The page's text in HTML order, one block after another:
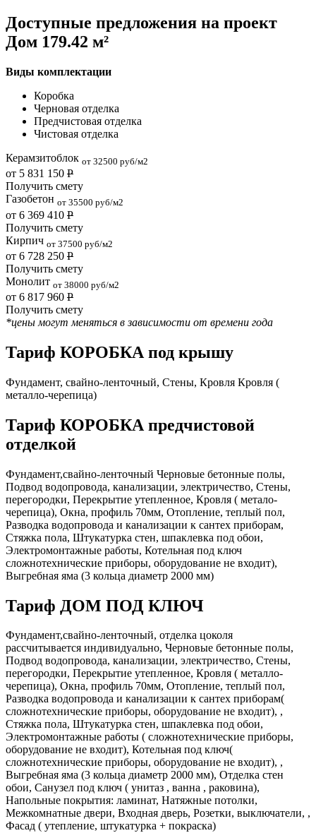
Доступные предложения на проект
Дом 179.42 м²
Виды комплектации
Коробка
Черновая отделка
Предчистовая отделка
Чистовая отделка
Керамзитоблок от 32500 руб/м2
от 5 831 150 Р
Получить смету
Газобетон от 35500 руб/м2
от 6 369 410 Р
Получить смету
Кирпич от 37500 руб/м2
от 6 728 250 Р
Получить смету
Монолит от 38000 руб/м2
от 6 817 960 Р
Получить смету
*цены могут меняться в зависимости от времени года
Тариф КОРОБКА под крышу
Фундамент, свайно-ленточный, Стены, Кровля Кровля (
металло-черепица)
Тариф КОРОБКА предчистовой
отделкой
Фундамент,свайно-ленточный Черновые бетонные полы,
Подвод водопровода, канализации, электричество, Стены,
перегородки, Перекрытие утепленное, Кровля ( метало-
черепица), Окна, профиль 70мм, Отопление, теплый пол,
Разводка водопровода и канализации к сантех приборам,
Стяжка пола, Штукатурка стен, шпаклевка под обои,
Электромонтажные работы, Котельная под ключ
сложнотехнические приборы, оборудование не входит),
Выгребная яма (3 кольца диаметр 2000 мм)
Тариф ДОМ ПОД КЛЮЧ
Фундамент,свайно-ленточный, отделка цоколя
рассчитывается индивидуально, Черновые бетонные полы,
Подвод водопровода, канализации, электричество, Стены,
перегородки, Перекрытие утепленное, Кровля ( металло-
черепица), Окна, профиль 70мм, Отопление, теплый пол,
Разводка водопровода и канализации к сантех приборам(
сложнотехнические приборы, оборудование не входит), ,
Стяжка пола, Штукатурка стен, шпаклевка под обои,
Электромонтажные работы ( сложнотехнические приборы,
оборудование не входит), Котельная под ключ(
сложнотехнические приборы, оборудование не входит), ,
Выгребная яма (3 кольца диаметр 2000 мм), Отделка стен
обои, Санузел под ключ ( унитаз , ванна , раковина),
Напольные покрытия: ламинат, Натяжные потолки,
Межкомнатные двери, Входная дверь, Розетки, выключатели, ,
Фасад ( утепление, штукатурка + покраска)